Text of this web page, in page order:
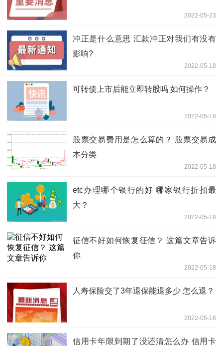
2022-05-23
冲正是什么意思 汇款冲正对我们有没有
影响?
2022-05-18
可转债上市后能立即转股吗 如何操作？
2022-05-18
股票交易费用是怎么算的？ 股票交易成
本分类
2022-05-18
etc办理哪个银行的好 哪家银行折扣最
大？
2022-05-18
征信不好如何恢复征信？ 这篇文章告诉
你
2022-05-18
人寿保险交了3年退保能退多少 怎么退？
2022-05-16
信用卡年限到期了没还清怎么办 信用卡